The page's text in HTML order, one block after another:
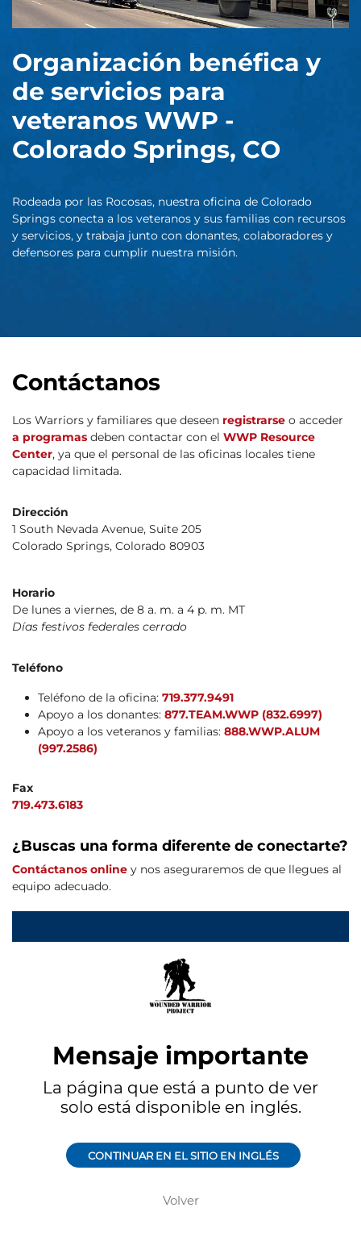
Organización benéfica y
de servicios para
veteranos WWP -
Colorado Springs, CO
Rodeada por las Rocosas, nuestra oficina de Colorado
Springs conecta a los veteranos y sus familias con recursos
y servicios, y trabaja junto con donantes, colaboradores y
defensores para cumplir nuestra misión.
Contáctanos
Los Warriors y familiares que deseen registrarse o acceder
a programas deben contactar con el WWP Resource
Center, ya que el personal de las oficinas locales tiene
capacidad limitada.
Dirección
1 South Nevada Avenue, Suite 205
Colorado Springs, Colorado 80903
Horario
De lunes a viernes, de 8 a. m. a 4 p. m. MT
Días festivos federales cerrado
Teléfono
Teléfono de la oficina: 719.377.9491
Apoyo a los donantes: 877.TEAM.WWP (832.6997)
Apoyo a los veteranos y familias: 888.WWP.ALUM
(997.2586)
Fax
719.473.6183
¿Buscas una forma diferente de conectarte?
Contáctanos online y nos aseguraremos de que llegues al
equipo adecuado.